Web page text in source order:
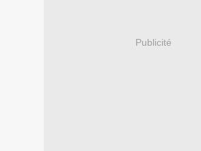
Publicité